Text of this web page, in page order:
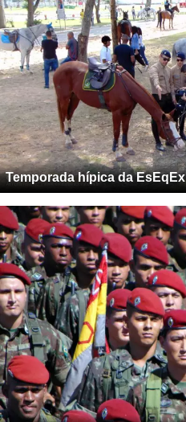
Temporada hípica da EsEqEx